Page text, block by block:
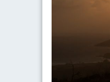
CLICCA
L'attività di